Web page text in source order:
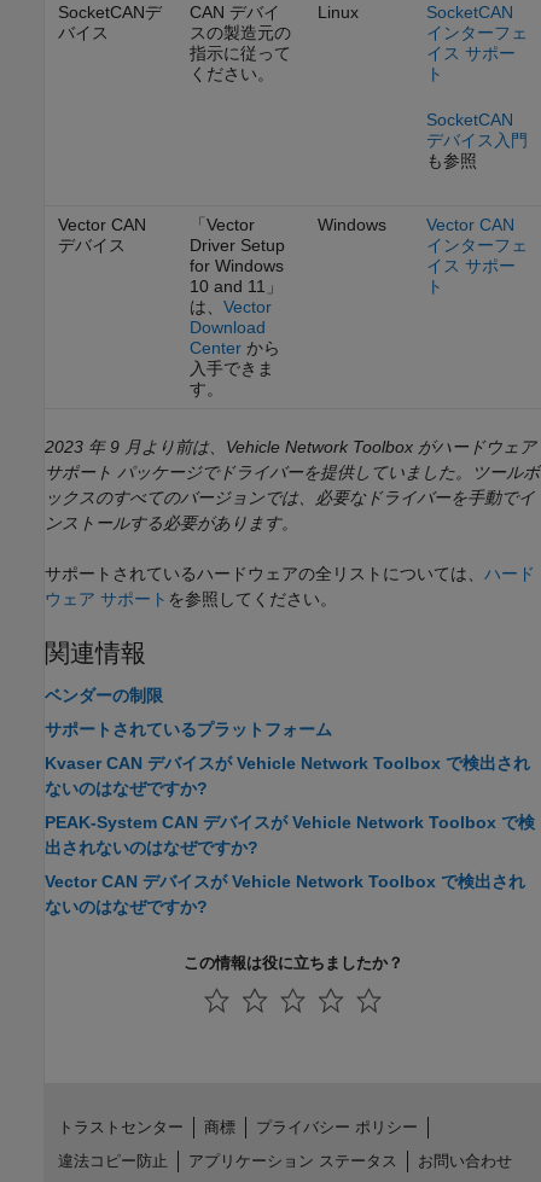
SocketCANデ
バイス
CAN デバイ
スの製造元の
指示に従って
ください。
Linux
SocketCAN
インターフェ
イス サポー
ト
SocketCAN
デバイス入門
も参照
Vector CAN
デバイス
「Vector
Driver Setup
for Windows
10 and 11」
は、 Vector
Download
Centerから
入手できま
す。
Windows
Vector CAN
インターフェ
イス サポー
ト
2023 年 9 月より前は、Vehicle Network Toolbox がハードウェア
サポート パッケージでドライバーを提供していました。ツールボ
ックスのすべてのバージョンでは、必要なドライバーを手動でイ
ンストールする必要があります。
サポートされているハードウェアの全リストについては、 ハード
ウェア サポート を参照してください。
関連情報
ベンダーの制限
サポートされているプラットフォーム
Kvaser CAN デバイスが Vehicle Network Toolbox で検出され
ないのはなぜですか?
PEAK-System CAN デバイスが Vehicle Network Toolbox で検
出されないのはなぜですか?
Vector CAN デバイスが Vehicle Network Toolbox で検出され
ないのはなぜですか?
この情報は役に立ちましたか？
トラストセンター 商標
プライバシー ポリシー
違法コピー防止
アプリケーション ステータス お問い合わせ